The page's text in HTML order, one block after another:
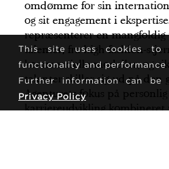
omdømme for sin
og sit engagement i
repræsenterer en
talenter, fra high fashion-
kommercielle modeller, og
talenter skiller sig ud på den
Agenturets fokus på
karriereudvikling kombineret
This site uses cookies to
functionality and performance
Further information can
Privacy Policy